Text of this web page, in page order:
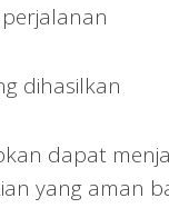
dihasilkan
dapat
yang aman